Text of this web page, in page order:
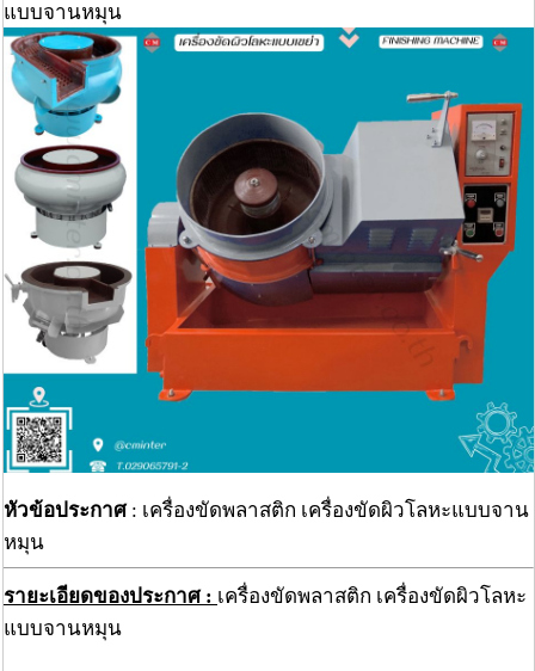
แบบจานหมุน
หัวข้อประกาศ: เครื่องขัดพลาสติก เครื่องขัดผิวโลหะแบบจาน
หมุน
รายะเอียดของประกาศ : เครื่องขัดพลาสติก เครื่องขัดผิวโลหะ
แบบจานหมุน